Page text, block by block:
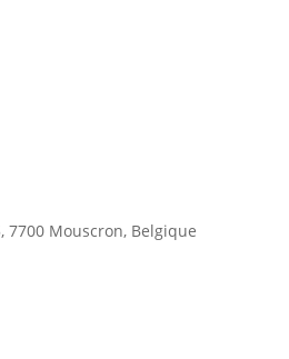
7700 Mouscron, Belgique